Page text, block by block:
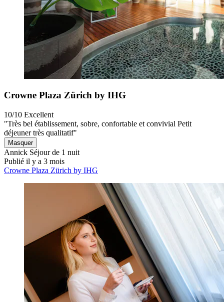
Crowne Plaza Zürich by IHG
10/10 Excellent
"Très bel établissement, sobre, confortable et convivial Petit
déjeuner très qualitatif"
Masquer
Annick Séjour de 1 nuit
Publié il y a 3 mois
Crowne Plaza Zürich by IHG